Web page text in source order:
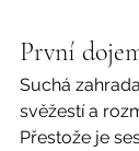
První
Suchá
svěžestí a
Přestože je